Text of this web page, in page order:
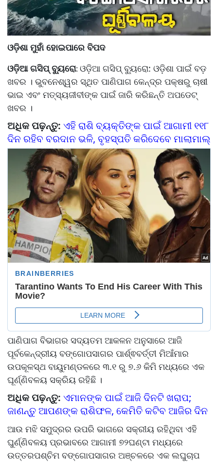
ଓଡ଼ିଶା ମୁହାଁ ହୋଇପାରେ ବିପଦ
ଓଡ଼ିଆ ଗସିପ୍ ବ୍ୟୁରୋ: ଓଡ଼ିଆ ଗସିପ୍ ବ୍ୟୁରୋ: ଓଡ଼ିଶା ପାଇଁ ବଡ଼
ଖବର । ଭୁବନେଶ୍ୱର ସ୍ଥିତ ପାଣିପାଗ କେନ୍ଦ୍ର ପକ୍ଷରୁ ଚାଷୀ
ଭାଇ ଏବଂ ମତ୍ସ୍ୟଜୀବୀଙ୍କ ପାଇଁ ଜାରି କରିଛନ୍ତି ଅପଡେଟ୍
ଖବର ।
ଅଧିକ ପଢ଼ନ୍ତୁ: ଏହି ରାଶି ବ୍ୟକ୍ତିଙ୍କ ପାଇଁ ଆଗାମୀ ୧୧୮
ଦିନ ରହିବ ବରଦାନ ଭଳି, ବୃହସ୍ପତି କରିଦେବେ ମାଲାମାଲ୍
ପାଣିପାଗ ବିଭାଗର ସଦ୍ୟତମ ଆକଳନ ଅନୁସାରେ ଆଜି
ପୂର୍ବକେନ୍ଦ୍ରୀୟ ବଙ୍ଗୋପସାଗର ପାର୍ଶ୍ଵବର୍ତ୍ତୀ ମିଆଁମାର
ଉପକୂଳସ୍ଥ ବାୟୁମଣ୍ଡଳରେ ୩.୧ ରୁ ୭.୬ କିମି ମଧ୍ୟରେ ଏକ
ଘୂର୍ଣ୍ଣିବଳୟ ସକ୍ରିୟ ରହିଛି ।
ଅଧିକ ପଢ଼ନ୍ତୁ: ଏମାନଙ୍କ ପାଇଁ ଆଜି ଦିନଟି ଖରାପ;
ଜାଣନ୍ତୁ ଆପଣଙ୍କ ରାଶିଫଳ, କେମିତି କଟିବ ଆଜିର ଦିନ
ଆଉ ମଝି ସମୁଦ୍ରର ଉପରି ଭାଗରେ ସକ୍ରୀୟ ରହିଥିବା ଏହି
ଘୁର୍ଣ୍ଣିବଳୟ ପ୍ରଭାବରେ ଆଗାମୀ ୭୨ଘଣ୍ଟା ମଧ୍ୟରେ
ଉତ୍ତରପଶ୍ଚିମ ବଙ୍ଗୋପସାଗର ଅଞ୍ଚଳରେ ଏକ ଲଘୁଚାପ